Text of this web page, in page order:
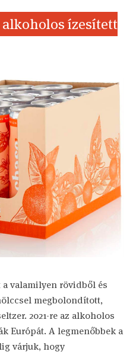
alkoholos ízesített
valamilyen rövidből és
megbolondított,
2021-re az alkoholos
Európát. A legmenőbbek a
várjuk, hogy